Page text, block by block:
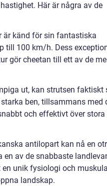
Här är några av de
är känd för sin fantastiska
till 100 km/h. Dess
gör cheetan till ett av de
ut, kan strutsen faktiskt
ben, tillsammans med
och effektivt över stora
antilopart kan nå en
av de snabbaste
unik fysiologi och
landskap.